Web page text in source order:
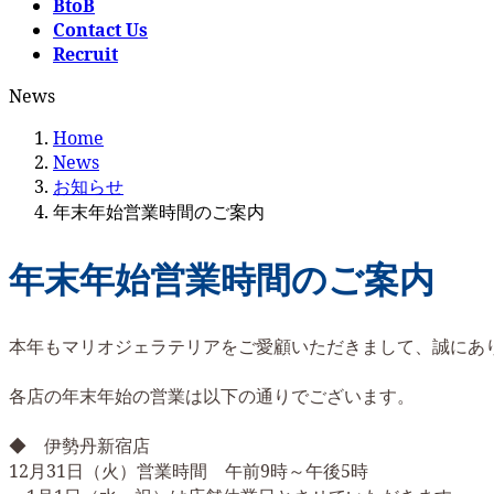
BtoB
Contact Us
Recruit
News
Home
News
お知らせ
年末年始営業時間のご案内
年末年始営業時間のご案内
本年もマリオジェラテリアをご愛顧いただきまして、誠にあ
各店の年末年始の営業は以下の通りでございます。
◆ 伊勢丹新宿店
12月31日（火）営業時間 午前9時～午後5時